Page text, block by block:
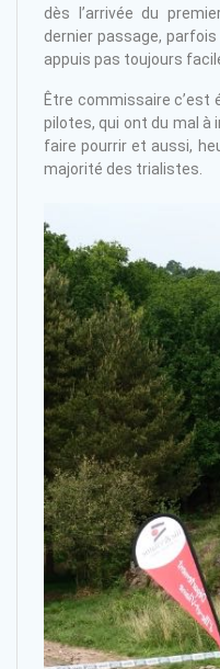
dès l’arrivée du
dernier passage,
appuis pas toujours
Être commissaire
pilotes, qui ont du mal
faire pourrir et aussi,
majorité des trialistes.